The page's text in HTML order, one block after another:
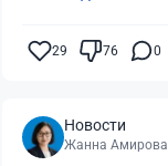
29 76 0
Новости
Жанна Амирова